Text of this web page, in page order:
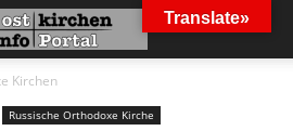
Kirchen
Russische Orthodoxe Kirche
Translate»